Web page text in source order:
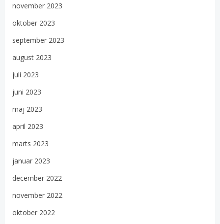
november 2023
oktober 2023
september 2023
august 2023
juli 2023
juni 2023
maj 2023
april 2023
marts 2023
januar 2023
december 2022
november 2022
oktober 2022